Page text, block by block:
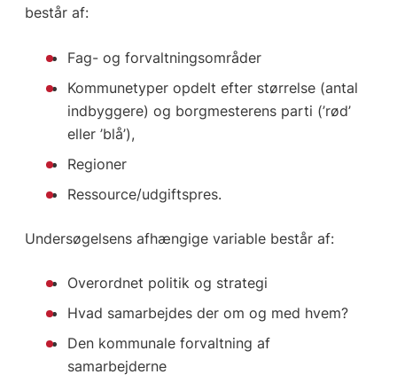
består af:
Fag- og forvaltningsområder
Kommunetyper opdelt efter størrelse (antal
indbyggere) og borgmesterens parti (’rød’
eller ’blå’),
Regioner
Ressource/udgiftspres.
Undersøgelsens afhængige variable består af:
Overordnet politik og strategi
Hvad samarbejdes der om og med hvem?
Den kommunale forvaltning af
samarbejderne